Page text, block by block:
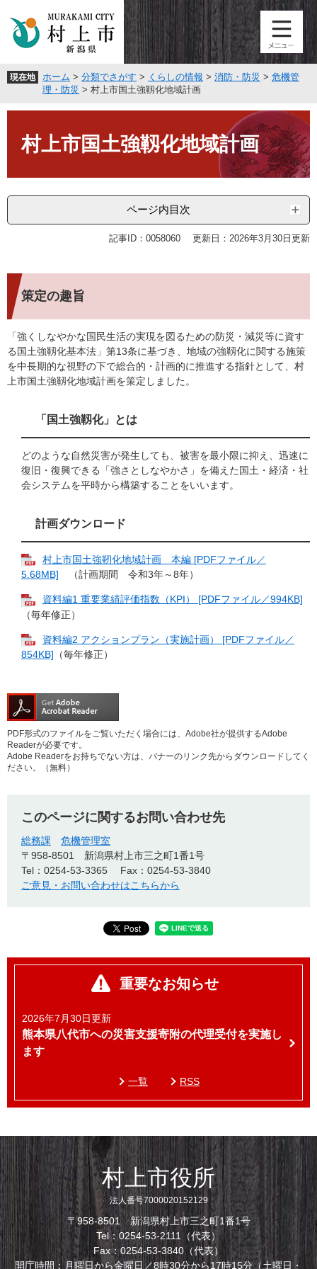
頭
す
飛
し
現在地 ホーム > 分類でさがす > くらしの情報 > 消防・防災 > 危機管
理・防災 > 村上市国土強靱化地域計画
村上市国土強靱化地域計画
ページ内目次
記事ID：0058060 更新日：2026年3月30日更新
策定の趣旨
「強くしなやかな国民生活の実現を図るための防災・減災等に資す
る国土強靱化基本法」第13条に基づき、地域の強靱化に関する施策
を中長期的な視野の下で総合的・計画的に推進する指針として、村
上市国土強靱化地域計画を策定しました。
「国土強靱化」とは
どのような自然災害が発生しても、被害を最小限に抑え、迅速に
復旧・復興できる「強さとしなやかさ」を備えた国土・経済・社
会システムを平時から構築することをいいます。
計画ダウンロード
村上市国土強靭化地域計画 本編 [PDFファイル／
5.68MB] （計画期間 令和3年～8年）
資料編1 重要業績評価指数（KPI） [PDFファイル／994KB]
（毎年修正）​
資料編2 アクションプラン（実施計画） [PDFファイル／
854KB] （毎年修正）​
PDF形式のファイルをご覧いただく場合には、Adobe社が提供するAdobe
Readerが必要です。
Adobe Readerをお持ちでない方は、バナーのリンク先からダウンロードしてく
ださい。（無料）
このページに関するお問い合わせ先
総務課
危機管理室
〒958-8501
新潟県村上市三之町1番1号
Tel：0254-53-3365
Fax：0254-53-3840
ご意見・お問い合わせはこちらから
重要なお知らせ
2026年7月30日更新
熊本県八代市への災害支援寄附の代理受付を実施し
ます
一覧 RSS
村上市役所
法人番号7000020152129
〒958-8501 新潟県村上市三之町1番1号
Tel：0254-53-2111（代表）
Fax：0254-53-3840（代表）
開庁時間：月曜日から金曜日／8時30分から17時15分（土曜日・